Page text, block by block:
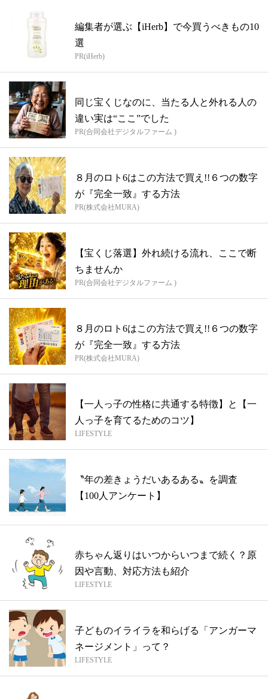
編集者が選ぶ【iHerb】で今買うべきもの10
選
PR(iHerb)
同じ宝くじなのに、当たる人と外れる人の
違い実は“ここ”でした
PR(合同会社デジタルファーム )
８月のロト6はこの方法で買え!!６つの数字
が『完全一致』する方法
PR(株式会社MURA)
【宝くじ落選】外れ続ける流れ、ここで断
ちませんか
PR(合同会社デジタルファーム )
８月のロト6はこの方法で買え!!６つの数字
が『完全一致』する方法
PR(株式会社MURA)
【一人っ子の性格に共通する特徴】と【一
人っ子を育てるためのコツ】
LIFESTYLE
〝年の差きょうだいあるある〟を調査
【100人アンケート】
赤ちゃん返りはいつからいつまで続く？原
因や言動、対応方法も紹介
LIFESTYLE
子どものイライラを和らげる「アンガーマ
ネージメント」って？
LIFESTYLE